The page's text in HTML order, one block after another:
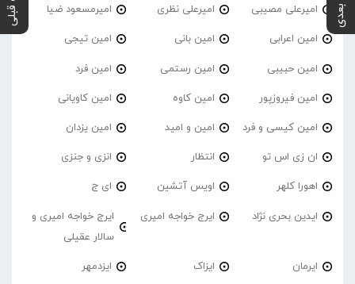
امیرعلی مصیبی امیرعلی نظری امیرمسعود ضیا
امین اعرابی امین بانی امین تیجی
امین حبیبی امین رستمی امین فرد
امین فیروزپور امین کاوه امین کاویانی
امین کیسی و فرد امین و امید امین یزدان
ان زی اس تو انتظار انزی و جنزی
اهورا کلهر اویس آتشین ای ج
ایدین بحری نژاد ایرج خواجه امیری
ایرج خواجه امیری و
سالار عقیلی
ایرمان ایزاک ایزدمهر